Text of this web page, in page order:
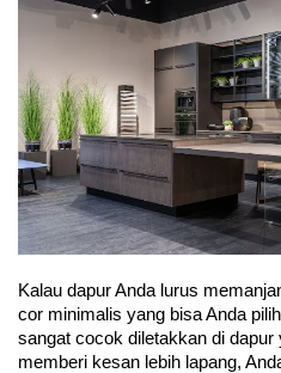
Kalau dapur Anda lurus
cor minimalis yang bisa Anda
sangat cocok diletakkan di
memberi kesan lebih lapang,